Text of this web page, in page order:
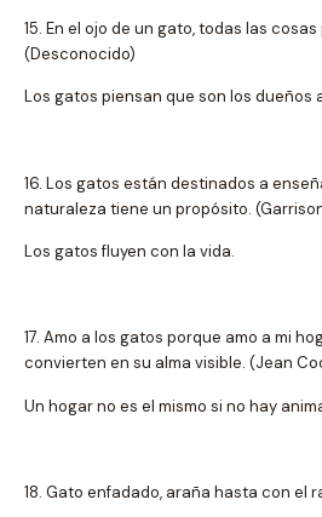
15. En el ojo de un gato, todas las
(Desconocido)
Los gatos piensan que son los dueños
16. Los gatos están destinados a
naturaleza tiene un propósito.
Los gatos fluyen con la vida.
17. Amo a los gatos porque amo a mi
convierten en su alma visible. (Jean
Un hogar no es el mismo si no hay
18. Gato enfadado, araña hasta con el